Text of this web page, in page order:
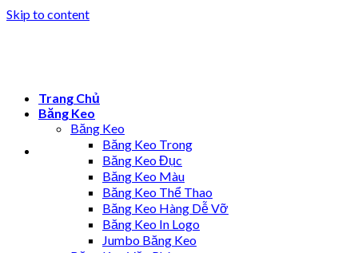
Skip to content
Trang Chủ
Băng Keo
Băng Keo
Băng Keo Trong
Băng Keo Đục
Băng Keo Màu
Băng Keo Thể Thao
Băng Keo Hàng Dễ Vỡ
Băng Keo In Logo
Jumbo Băng Keo